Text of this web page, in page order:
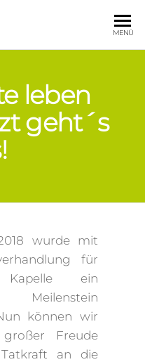
ATTERGAU
MENÜ
leben
geht´s
wurde mit
für
Kapelle ein
Meilenstein
können wir
Freude
an die